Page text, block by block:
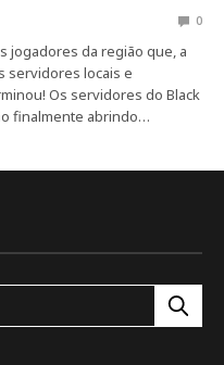
0
jogadores da região que, a
servidores locais e
Os servidores do Black
finalmente abrindo…